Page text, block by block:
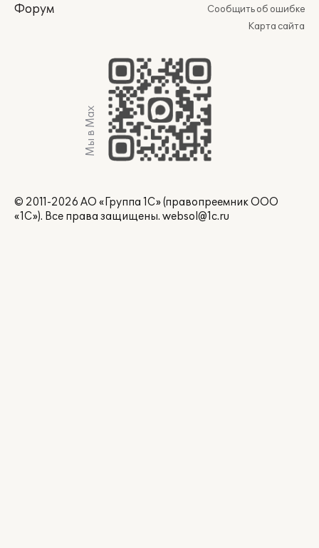
Форум
Сообщить об ошибке
Карта сайта
Мы в Max
© 2011-2026 АО «Группа 1С» (правопреемник ООО
«1С»). Все права защищены. websol@1c.ru